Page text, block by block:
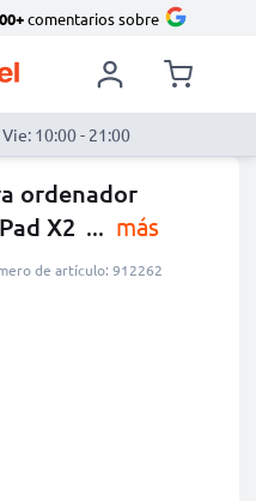
comentarios sobre
10:00 - 21:00
ordenador
X2 ... más
de artículo: 912262